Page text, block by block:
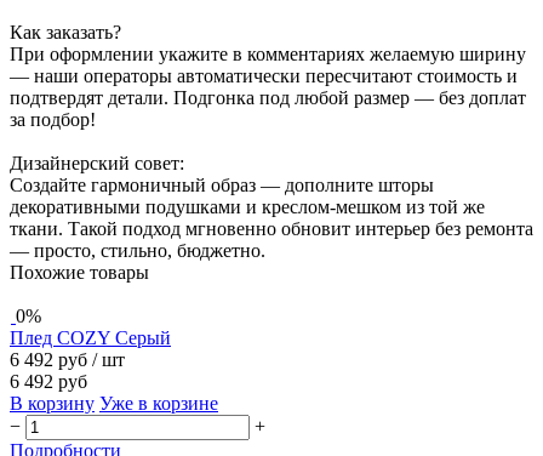
Как заказать?
При оформлении укажите в комментариях желаемую ширину
— наши операторы автоматически пересчитают стоимость и
подтвердят детали. Подгонка под любой размер — без доплат
за подбор!
Дизайнерский совет:
Создайте гармоничный образ — дополните шторы
декоративными подушками и креслом-мешком из той же
ткани. Такой подход мгновенно обновит интерьер без ремонта
— просто, стильно, бюджетно.
Похожие товары
0%
Плед COZY Серый
6 492 руб / шт
6 492 руб
В корзину Уже в корзине
−
+
Подробности